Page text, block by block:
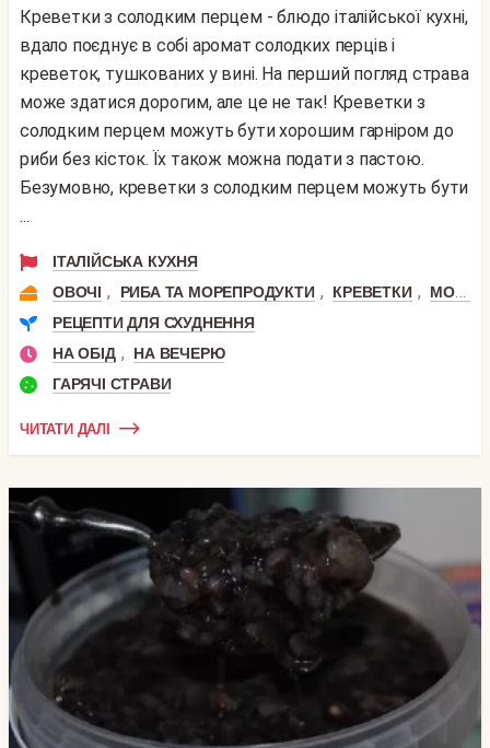
Креветки з солодким перцем - блюдо італійської кухні,
вдало поєднує в собі аромат солодких перців і
креветок, тушкованих у вині. На перший погляд страва
може здатися дорогим, але це не так! Креветки з
солодким перцем можуть бути хорошим гарніром до
риби без кісток. Їх також можна подати з пастою.
Безумовно, креветки з солодким перцем можуть бути
...
ІТАЛІЙСЬКА КУХНЯ
ОВОЧІ , РИБА ТА МОРЕПРОДУКТИ , КРЕВЕТКИ ,
МОРЕПРОДУКТИ
РЕЦЕПТИ ДЛЯ СХУДНЕННЯ
НА ОБІД ,
НА ВЕЧЕРЮ
ГАРЯЧІ СТРАВИ
ЧИТАТИ ДАЛІ